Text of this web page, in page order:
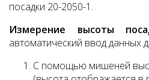
посадки 20-2050-1.
Измерение высоты
автоматический ввод данных
С помощью мишеней